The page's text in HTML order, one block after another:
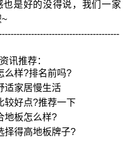
是好的没得说，我们一家
~
讯推荐：
么样?排名前吗?
适家居慢生活
较好点?推荐一下
地板怎么样?
择得高地板牌子?